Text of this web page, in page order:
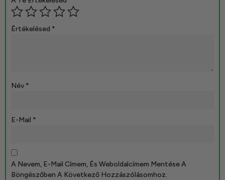
Értékelésed *
Név *
E-Mail *
A Nevem, E-Mail Címem, És Weboldalcímem Mentése A
Böngészőben A Következő Hozzászólásomhoz.